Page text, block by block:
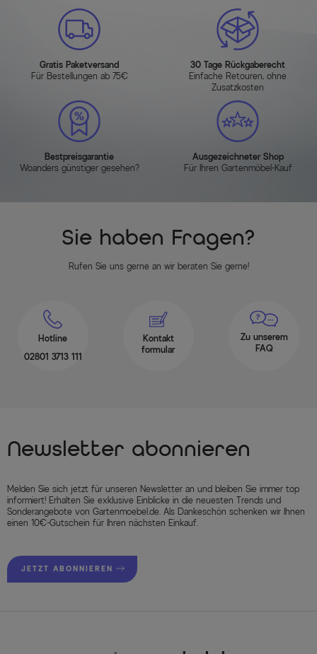
Gratis Paketversand
Für Bestellungen ab 75€
30 Tage Rückgaberecht
Einfache Retouren, ohne
Zusatzkosten
Bestpreisgarantie
Woanders günstiger gesehen?
Ausgezeichneter Shop
Für Ihren Gartenmöbel-Kauf
Sie haben Fragen?
Rufen Sie uns gerne an wir beraten Sie gerne!
Hotline
02801 3713 111
Kontakt
formular
Zu unserem
FAQ
Newsletter abonnieren
Melden Sie sich jetzt für unseren Newsletter an und bleiben Sie immer top
informiert! Erhalten Sie exklusive Einblicke in die neuesten Trends und
Sonderangebote von Gartenmoebel.de. Als Dankeschön schenken wir Ihnen
einen 10€-Gutschein für Ihren nächsten Einkauf.
JETZT ABONNIEREN